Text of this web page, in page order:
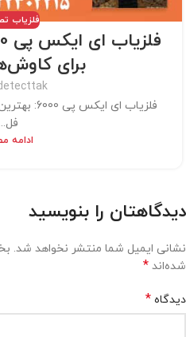
فلزیاب
برای
فلزیاب ای
فل...
ادامه
دیدگاهتان را بنویسید
نشانی ایمیل شما منتشر نخواهد شد.
شده‌اند *
دیدگاه *